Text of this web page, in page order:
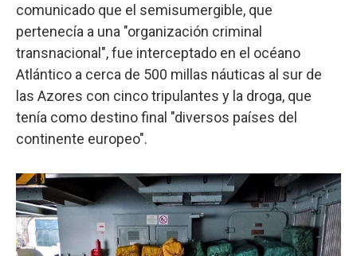
comunicado que el semisumergible, que
pertenecía a una "organización criminal
transnacional", fue interceptado en el océano
Atlántico a cerca de 500 millas náuticas al sur de
las Azores con cinco tripulantes y la droga, que
tenía como destino final "diversos países del
continente europeo".